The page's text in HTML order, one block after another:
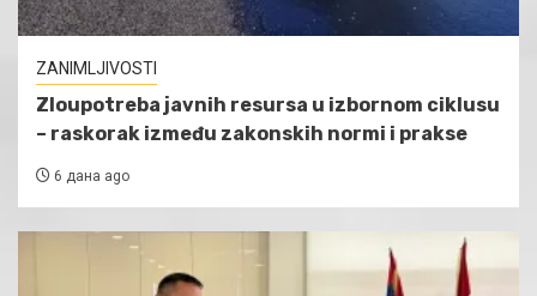
ZANIMLJIVOSTI
Zloupotreba javnih resursa u izbornom ciklusu
– raskorak između zakonskih normi i prakse
6 дана ago